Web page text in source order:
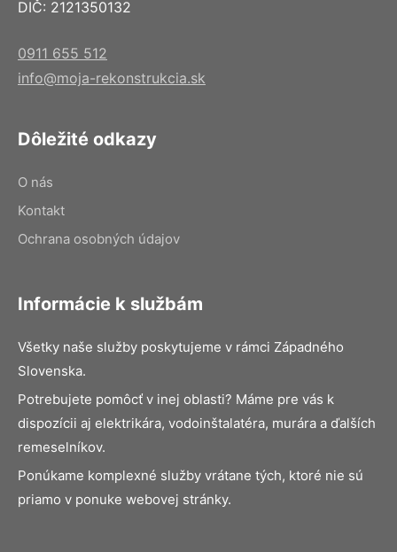
DIČ: 2121350132
0911 655 512
info@moja-rekonstrukcia.sk
Dôležité odkazy
O nás
Kontakt
Ochrana osobných údajov
Informácie k službám
Všetky naše služby poskytujeme v rámci Západného
Slovenska.
Potrebujete pomôcť v inej oblasti? Máme pre vás k
dispozícii aj elektrikára, vodoinštalatéra, murára a ďalších
remeselníkov.
Ponúkame komplexné služby vrátane tých, ktoré nie sú
priamo v ponuke webovej stránky.